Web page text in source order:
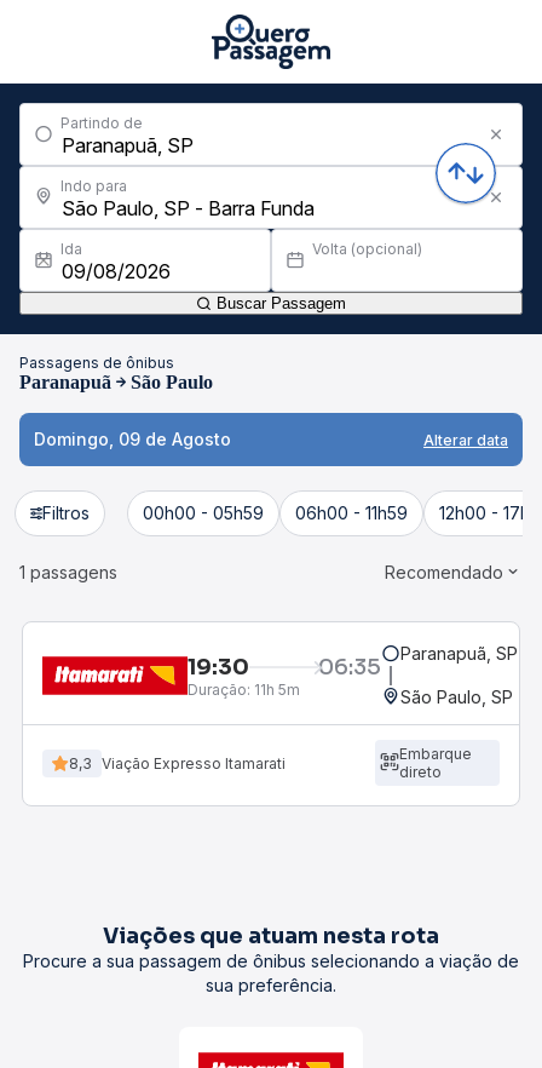
Partindo de
Indo para
Ida Volta (opcional)
Buscar Passagem
Passagens de ônibus
Paranapuã São Paulo
Domingo, 09 de Agosto Alterar data
Filtros 00h00 - 05h59 06h00 - 11h59 12h00 -
1 passagens Recomendado
19:30 06:35
Duração: 11h 5m
Paranapuã, SP
São Paulo, SP -
8,3 Viação Expresso Itamarati
Embarque
direto
Viações que atuam nesta rota
Procure a sua passagem de ônibus selecionando a viação de
sua preferência.